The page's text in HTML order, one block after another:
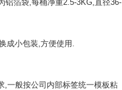
铝箔袋,每桶净重2.5-3KG,直径36-
成小包装,方便使用.
,一般按公司内部标签统一模板粘